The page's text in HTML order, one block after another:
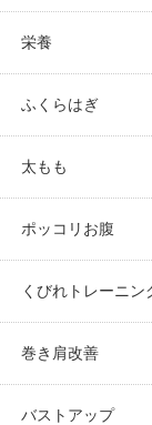
栄養
ふくらはぎ
太もも
ポッコリお腹
くびれトレーニン
巻き肩改善
バストアップ